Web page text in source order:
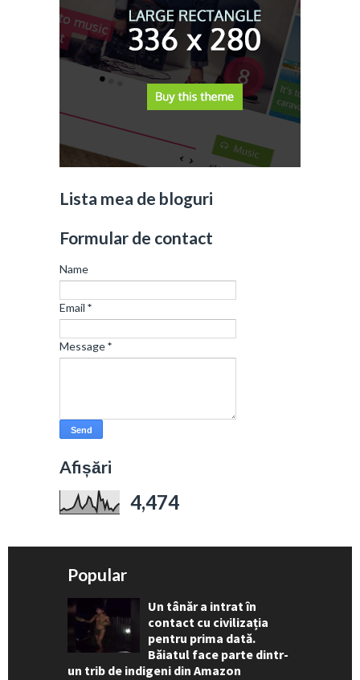
Lista mea de bloguri
Formular de contact
Name
Email *
Message*
Afișări
4,474
Popular
Un tânăr a intrat în
contact cu civilizația
pentru prima dată.
Băiatul face parte dintr-
un trib de indigeni din Amazon